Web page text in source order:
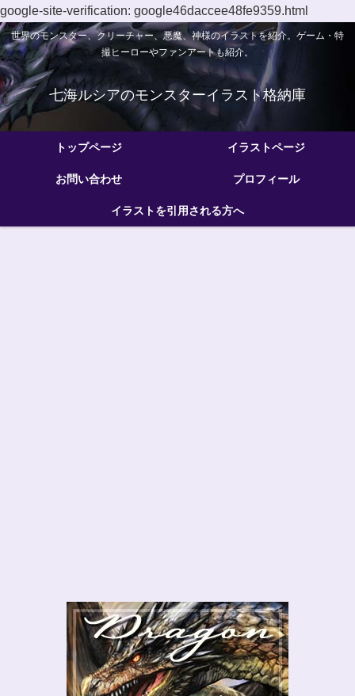
google-site-verification: google46daccee48fe9359.html
世界のモンスター、クリーチャー、悪魔、神様のイラストを紹介。ゲーム・特
撮ヒーローやファンアートも紹介。
七海ルシアのモンスターイラスト格納庫
トップページ イラストページ
お問い合わせ プロフィール
イラストを引用される方へ